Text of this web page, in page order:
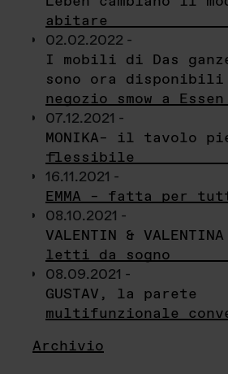
abitare
02.02.2022 -
I mobili di Das
sono ora
negozio smow a Essen
07.12.2021 -
MONIKA– il tavolo
flessibile
16.11.2021 -
EMMA – fatta per
08.10.2021 -
VALENTIN &
letti da sogno
08.09.2021 -
GUSTAV, la parete
multifunzionale
Archivio